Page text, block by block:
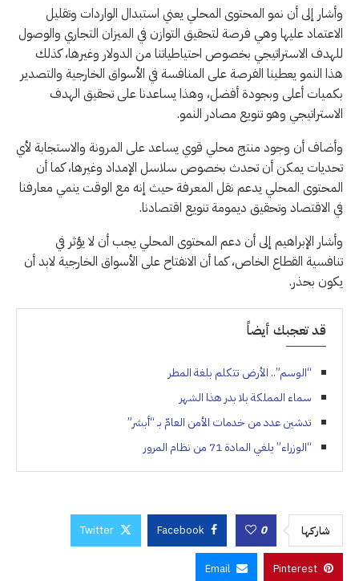
وأشار إلى أن نمو المحتوى المحلي يعني استبدال الواردات وتقليل
الاعتماد عليها وهي فرصة لتحقيق التوازن في الميزان التجاري والوصول
للهدف الاستراتيجي بخصوص احتياطياتنا من الدولار وغيرها، كذلك
هذا النمو يعطينا الفرصة على المنافسة في الأسواق الخارجية والتصدير
بكميات أعلى وبجودة أفضل، وهذا يساعدنا على تحقيق الهدف
الاستراتيجي وهو تنويع مصادر النمو.
وأضاف أن وجود منتج محلي قوي يساعد على المرونة والاستجابة لأي
تحديات يمكن أن تحدث بخصوص سلاسل الإمداد وغيرها، كما أن
المحتوى المحلي يدعم نقل المعرفة حيث إنه مع الوقت ينمي معارفنا
في الاقتصاد وتحقيق ديمومة تنويع اقتصادنا.
وأشار الإبراهيم إلى أن دعم المحتوى المحلي يجب أن لا يؤثر في
تنافسية القطاع الخاص، كما أن الانفتاح على الأسواق الخارجية لابد أن
يكون بحذر.
قد تعجبك أيضاً
“الوسم”.. الأرض تتكلم بلغة المطر
سماء المملكة بلا بدر هذا الشهر
تدشين عدد من خدمات الأمن العامّ بـ “أبشر”
“الوزراء” يلغي المادة 71 من نظام المرور
شاركها 0
Facebook
Twitter
Pinterest
Email